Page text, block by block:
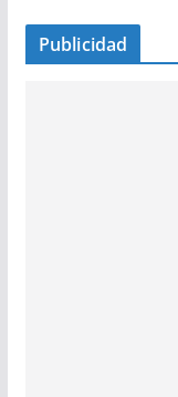
Publicidad